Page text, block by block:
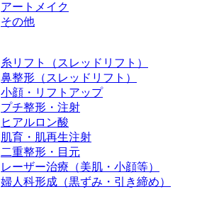
アートメイク
その他
糸リフト（スレッドリフト）
鼻整形（スレッドリフト）
小顔・リフトアップ
プチ整形・注射
ヒアルロン酸
肌育・肌再生注射
二重整形・目元
レーザー治療（美肌・小顔等）
婦人科形成（黒ずみ・引き締め）